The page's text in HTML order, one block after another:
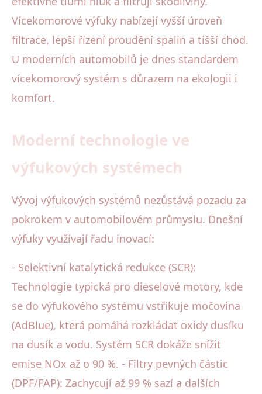
Vícekomorové výfuky nabízejí vyšší úroveň
filtrace, lepší řízení proudění spalin a tišší chod.
U moderních automobilů je dnes standardem
vícekomorový systém s důrazem na ekologii i
komfort.
Moderní technologie ve
výfukových systémech
Vývoj výfukových systémů nezůstává pozadu za
pokrokem v automobilovém průmyslu. Dnešní
výfuky využívají řadu inovací:
- Selektivní katalytická redukce (SCR):
Technologie typická pro dieselové motory, kde
se do výfukového systému vstřikuje močovina
(AdBlue), která pomáhá rozkládat oxidy dusíku
na dusík a vodu. Systém SCR dokáže snížit
emise NOx až o 90 %. - Filtry pevných částic
(DPF/FAP): Zachycují až 99 % sazí a dalších